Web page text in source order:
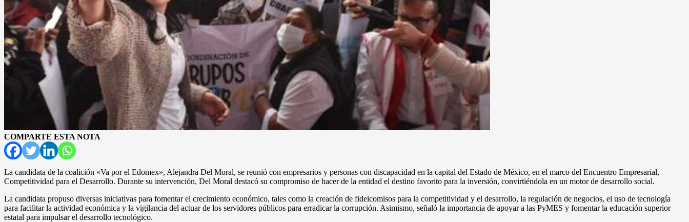
COMPARTE ESTA NOTA
La candidata de la coalición «Va por el Edomex», Alejandra Del Moral, se reunió con empresarios y personas con discapacidad en la capital del Estado de México, en el marco del Encuentro Empresarial,
Competitividad para el Desarrollo. Durante su intervención, Del Moral destacó su compromiso de hacer de la entidad el destino favorito para la inversión, convirtiéndola en un motor de desarrollo social.
La candidata propuso diversas iniciativas para fomentar el crecimiento económico, tales como la creación de fideicomisos para la competitividad y el desarrollo, la regulación de negocios, el uso de tecnología
para facilitar la actividad económica y la vigilancia del actuar de los servidores públicos para erradicar la corrupción. Asimismo, señaló la importancia de apoyar a las PyMES y fomentar la educación superior
estatal para impulsar el desarrollo tecnológico.